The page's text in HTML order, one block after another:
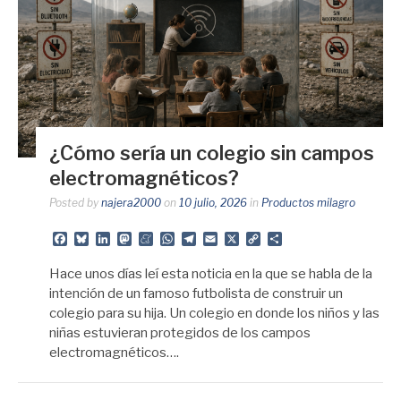
¿Cómo sería un colegio sin campos
electromagnéticos?
Posted by najera2000 on 10 julio, 2026 in Productos milagro
Facebook
BlueskyLinkedIn
Mastodon
Meneame
WhatsApp
Telegram
Email
X
Copy
Hace unos días leí esta noticia en la que se habla de la
intención de un famoso futbolista de construir un
colegio para su hija. Un colegio en donde los niños y las
niñas estuvieran protegidos de los campos
electromagnéticos….